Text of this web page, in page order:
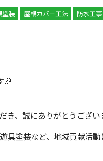
塗装 屋根カバー工法 防水工事
🎉
き、誠にありがとうござい
具塗装など、地域貢献活